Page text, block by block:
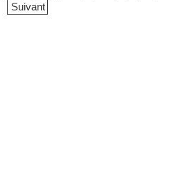
Suivant